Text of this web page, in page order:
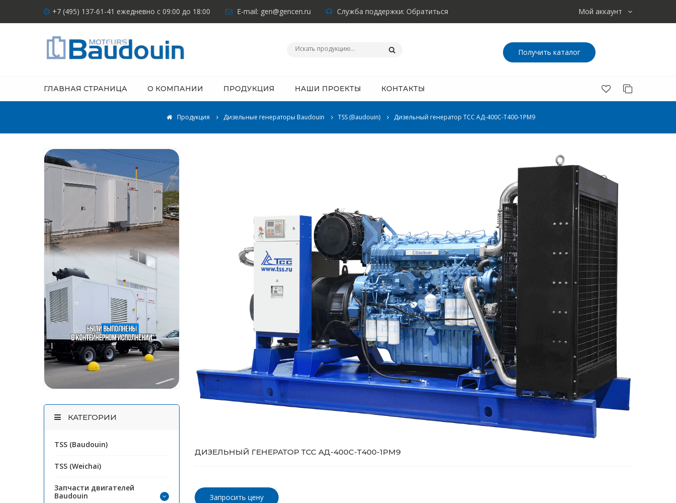
Мой аккаунт
+7 (495) 137-61-41 ежедневно с 09:00 до 18:00 E-mail: gen@gencen.ru Служба поддержки: Обратиться
Получить каталог
ГЛАВНАЯ СТРАНИЦА О КОМПАНИИ ПРОДУКЦИЯ НАШИ ПРОЕКТЫ КОНТАКТЫ
Продукция Дизельные генераторы Baudouin TSS (Baudouin) Дизельный генератор ТСС АД-400С-Т400-1РМ9
ДИЗЕЛЬНЫЙ ГЕНЕРАТОР ТСС АД-400С-Т400-1РМ9
Запросить цену
КАТЕГОРИИ
TSS (Baudouin)
TSS (Weichai)
Запчасти двигателей
Baudouin